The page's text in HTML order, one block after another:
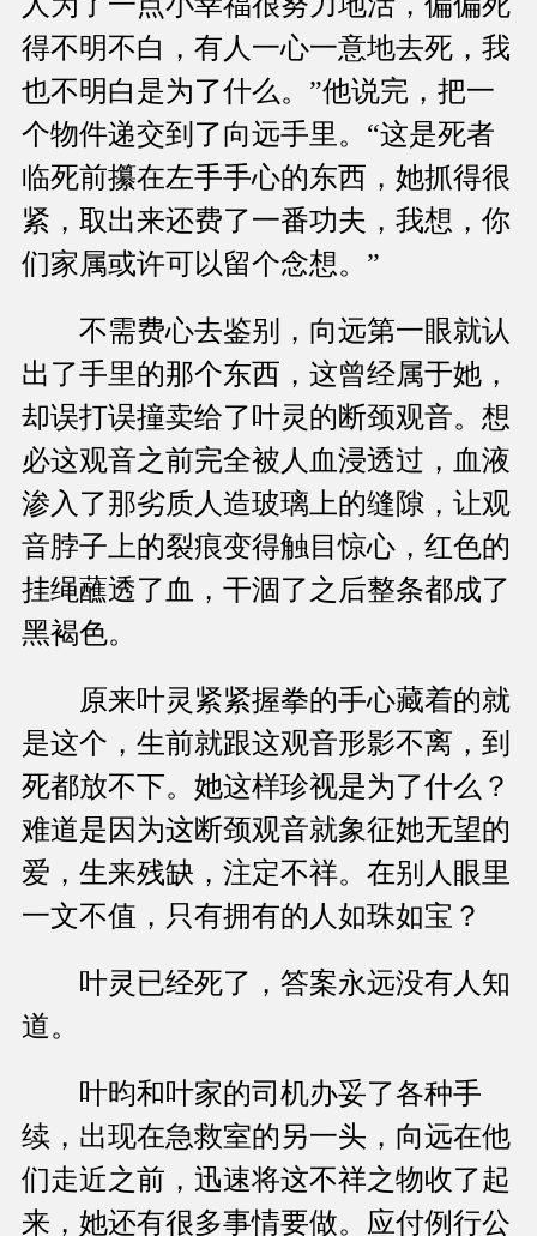
得不明不白，有人一心一意地去死，我
也不明白是为了什么。”他说完，把一
个物件递交到了向远手里。“这是死者
临死前攥在左手手心的东西，她抓得很
紧，取出来还费了一番功夫，我想，你
们家属或许可以留个念想。”
不需费心去鉴别，向远第一眼就认
出了手里的那个东西，这曾经属于她，
却误打误撞卖给了叶灵的断颈观音。想
必这观音之前完全被人血浸透过，血液
渗入了那劣质人造玻璃上的缝隙，让观
音脖子上的裂痕变得触目惊心，红色的
挂绳蘸透了血，干涸了之后整条都成了
黑褐色。
原来叶灵紧紧握拳的手心藏着的就
是这个，生前就跟这观音形影不离，到
死都放不下。她这样珍视是为了什么？
难道是因为这断颈观音就象征她无望的
爱，生来残缺，注定不祥。在别人眼里
一文不值，只有拥有的人如珠如宝？
叶灵已经死了，答案永远没有人知
道。
叶昀和叶家的司机办妥了各种手
续，出现在急救室的另一头，向远在他
们走近之前，迅速将这不祥之物收了起
来，她还有很多事情要做。应付例行公